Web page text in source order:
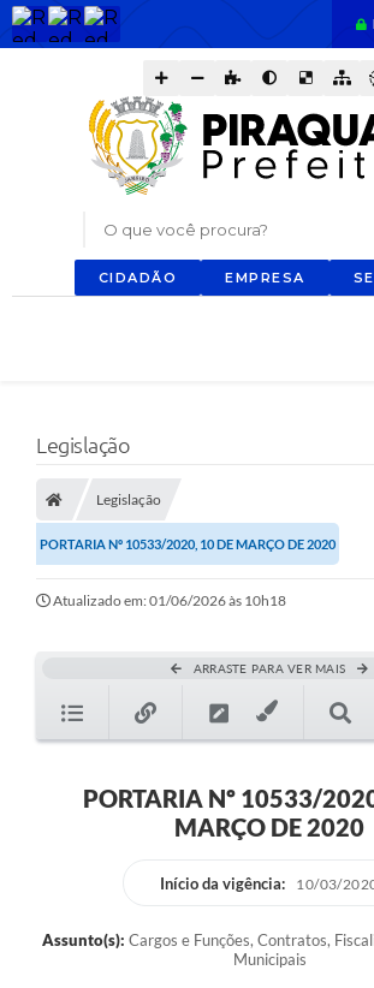
O que você procura?
CIDADÃO EMPRESA
Legislação
Legislação
PORTARIA Nº 10533/2020, 10 DE MARÇO DE 2020
Atualizado em: 01/06/2026 às 10h18
ARRASTE PARA VER MAIS
PORTARIA Nº 10533/
MARÇO DE 2020
Início da vigência: 10/03/
Assunto(s): Cargos e Funções, Contratos,
Municipais